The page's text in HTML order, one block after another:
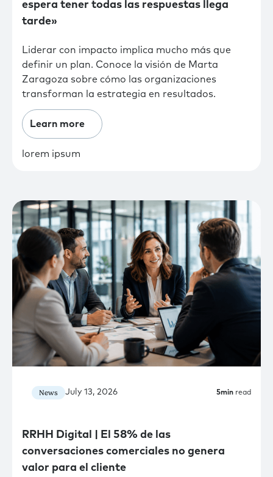
espera tener todas las respuestas llega
tarde»
Liderar con impacto implica mucho más que
definir un plan. Conoce la visión de Marta
Zaragoza sobre cómo las organizaciones
transforman la estrategia en resultados.
Learn more
lorem ipsum
News July 13, 2026 5min read
RRHH Digital | El 58% de las
conversaciones comerciales no genera
valor para el cliente